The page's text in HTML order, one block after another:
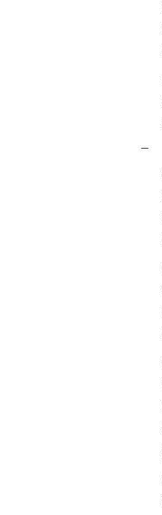
–